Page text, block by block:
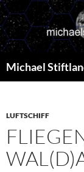
Zum
Inhalt
springen
Michael
LUFTSCHIFF